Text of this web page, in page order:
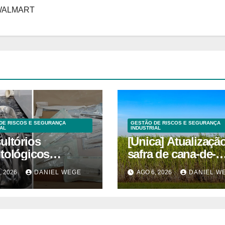
RISCOS E SEGURANÇA
em
superam
2026 DANIEL WEGE
GESTÃO DE RISCOS E SEGURANÇA
INDUSTRIAL
[Unica]
safra de cana-de-
açúcar 2026/27 –
quinzenas de
AGO 6, 2026 DANIEL